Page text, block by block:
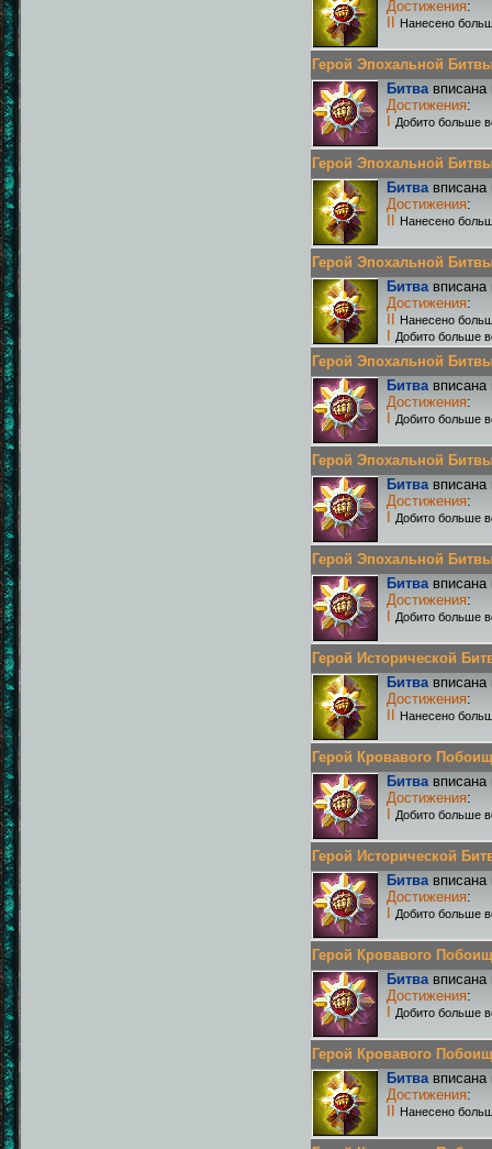
Достижения:
Нанесено
Герой Эпохальной
Битвавписана
Достижения:
Добито больше
Герой Эпохальной
Битвавписана
Достижения:
Нанесено
Герой Эпохальной
Битвавписана
Достижения:
Нанесено
Добито больше
Герой Эпохальной
Битвавписана
Достижения:
Добито больше
Герой Эпохальной
Битвавписана
Достижения:
Добито больше
Герой Эпохальной
Битвавписана
Достижения:
Добито больше
Герой Исторической
Битвавписана
Достижения:
Нанесено
Герой Кровавого
Битвавписана
Достижения:
Добито больше
Герой Исторической
Битвавписана
Достижения:
Добито больше
Герой Кровавого
Битвавписана
Достижения:
Добито больше
Герой Кровавого
Битвавписана
Достижения:
Нанесено